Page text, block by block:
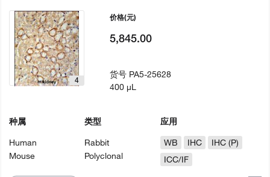
4
种属
Human
Mouse
类型
Rabbit
Polyclonal
应用
WB
IHC
IHC (P)
ICC/IF
价格(元)
5,845.00
货号 PA5-25628
400 µL